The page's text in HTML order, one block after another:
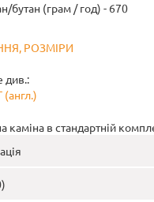
бутан (грам / год) - 670
РОЗМІРИ
див.:
каміна в стандартній